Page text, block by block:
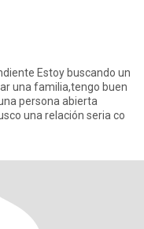
una familia,tengo buen
persona abierta
una relación seria co